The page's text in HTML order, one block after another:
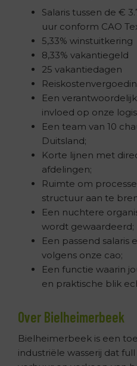
Salaris tussen de €
uur conform CAO
5,33% winstuitkering
8,33% vakantiegeld
25 vakantiedagen
Een
invloed op onze
Een team van 10
Duitsland;
Korte lijnen met
afdelingen;
Ruimte om
structuur aan te
Een nuchtere
wordt gewaardeerd;
Een passend salaris
volgens onze cao;
Een functie waarin
en praktische blik
Over Bielheimerbeek
Bielheimerbeek is een
industriële wasserij dat